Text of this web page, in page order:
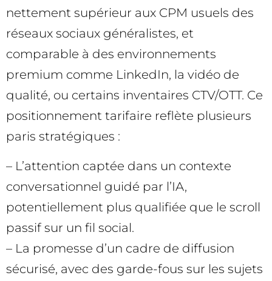
nettement supérieur aux CPM usuels des
réseaux sociaux généralistes, et
comparable à des environnements
premium comme LinkedIn, la vidéo de
qualité, ou certains inventaires CTV/OTT. Ce
positionnement tarifaire reflète plusieurs
paris stratégiques :
– L’attention captée dans un contexte
conversationnel guidé par l’IA,
potentiellement plus qualifiée que le scroll
passif sur un fil social.
– La promesse d’un cadre de diffusion
sécurisé, avec des garde-fous sur les sujets